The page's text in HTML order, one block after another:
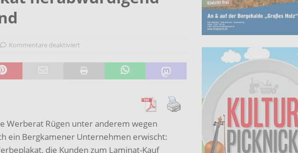
Kommentare deaktiviert
Werberat Rügen unter anderem wegen
ein Bergkamener Unternehmen erwischt:
die Kunden zum Laminat-Kauf